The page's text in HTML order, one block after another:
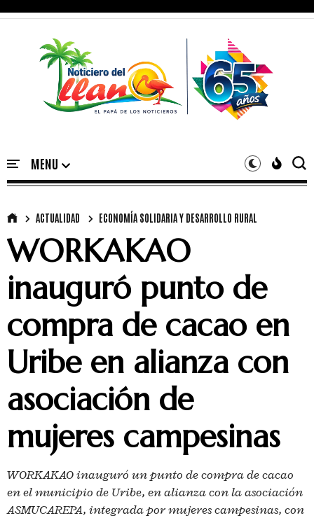
ACTUALIDAD ECONOMÍA SOLIDARIA Y DESARROLLO RURAL
WORKAKAO
inauguró punto de
compra de cacao en
Uribe en alianza con
asociación de
mujeres campesinas
WORKAKAO inauguró un punto de compra de cacao
en el municipio de Uribe, en alianza con la asociación
ASMUCAREPA, integrada por mujeres campesinas, con